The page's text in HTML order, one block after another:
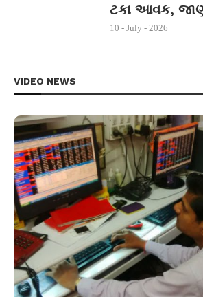
ટકા આવક,
10 - July - 2026
VIDEO NEWS